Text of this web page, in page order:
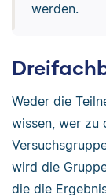
werden.
Weder die
wissen, wer zu
wird die
die die